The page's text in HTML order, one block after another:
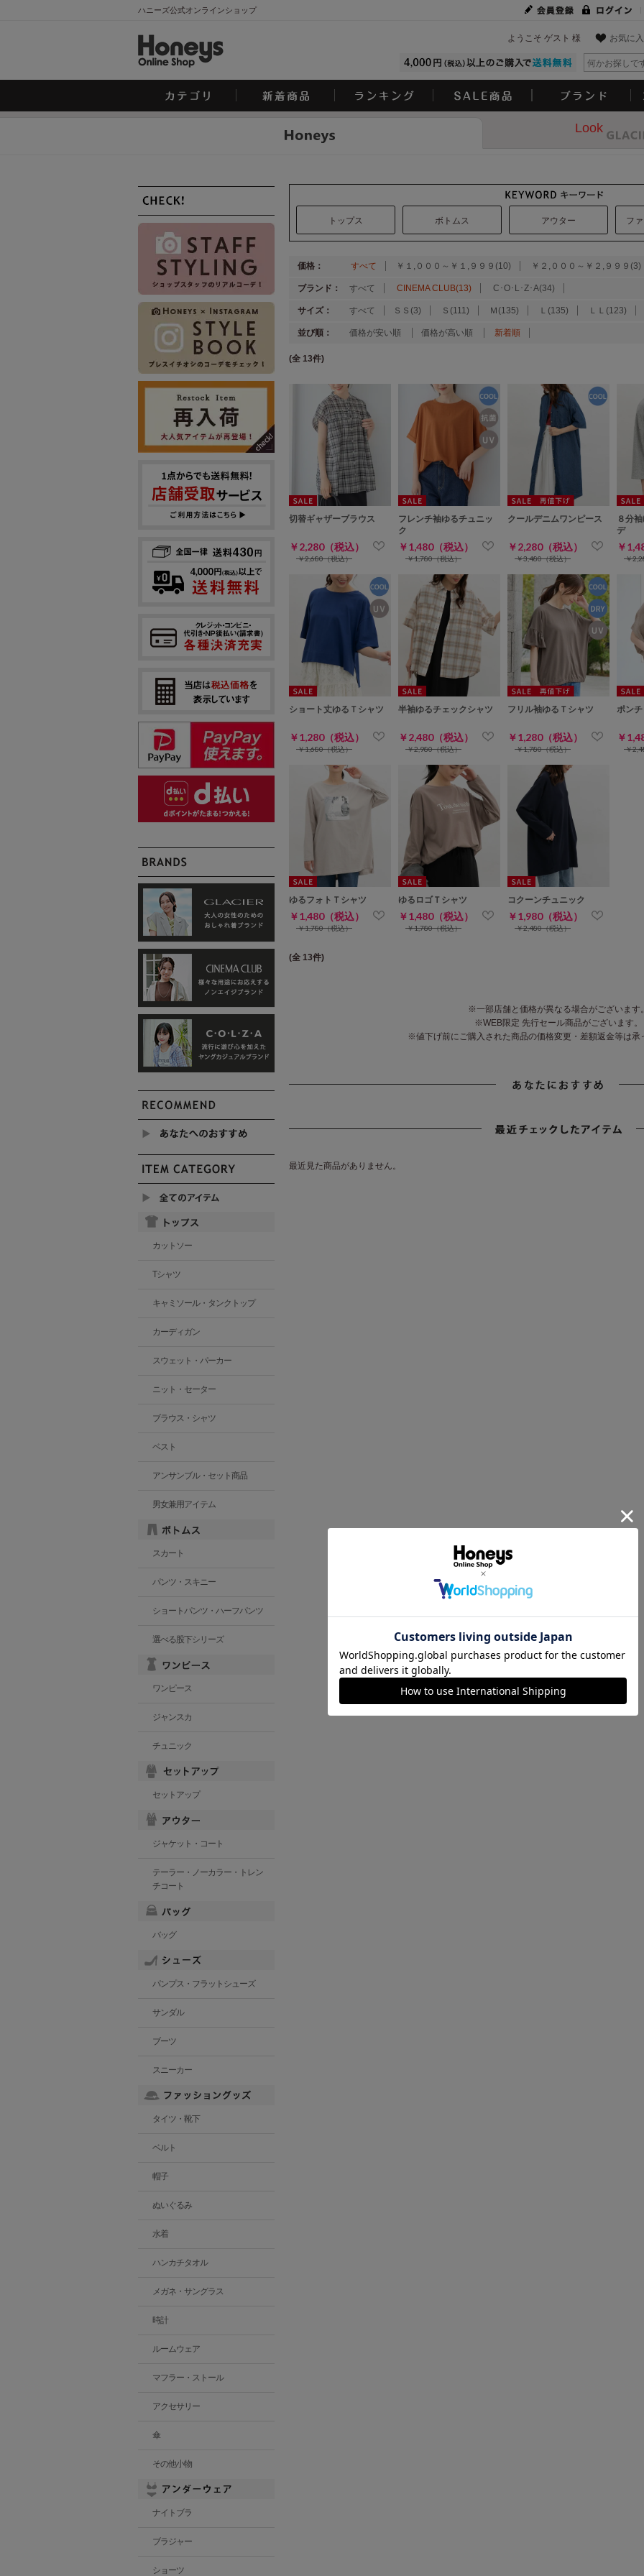
ハニーズ公式オンラインショップ
お気に入
ようこそ ゲスト 様
Look
トップス ボトムス アウター フ
価格： すべて ￥１,０００～￥１,９９９(10) ￥２,０００～￥２,９９９(3)
ブランド： すべて CINEMA CLUB(13) C･O･L･Z･A(34)
サイズ： すべて ＳＳ(3) Ｓ(111) Ｍ(135) Ｌ(135) ＬＬ(123)
並び順： 価格が安い順 価格が高い順 新着順
(全 13件)
切替ギャザーブラウス
￥2,280（税込）
￥2,680（税込）
フレンチ袖ゆるチュニッ
ク
￥1,480（税込）
￥1,780（税込）
クールデニムワンピース
￥2,280（税込）
￥3,480（税込）
８分
デ
￥
￥
ショート丈ゆるＴシャツ
￥1,280（税込）
￥1,680（税込）
半袖ゆるチェックシャツ
￥2,480（税込）
￥2,980（税込）
フリル袖ゆるＴシャツ
￥1,280（税込）
￥1,780（税込）
ポンチ
￥
￥
ゆるフォトＴシャツ
￥1,480（税込）
￥1,780（税込）
ゆるロゴＴシャツ
￥1,480（税込）
￥1,780（税込）
コクーンチュニック
￥1,980（税込）
￥2,480（税込）
(全 13件)
※一部店舗と価格が異なる場合がございます。
※WEB限定 先行セール商品がございます。
※値下げ前にご購入された商品の価格変更・差額返金等は承
最近見た商品がありません。
カットソー
Tシャツ
キャミソール・タンクトップ
カーディガン
スウェット・パーカー
ニット・セーター
ブラウス・シャツ
ベスト
アンサンブル・セット商品
男女兼用アイテム
スカート
パンツ・スキニー
ショートパンツ・ハーフパンツ
選べる股下シリーズ
ワンピース
ジャンスカ
チュニック
セットアップ
ジャケット・コート
テーラー・ノーカラー・トレン
チコート
バッグ
パンプス・フラットシューズ
サンダル
ブーツ
スニーカー
タイツ・靴下
ベルト
帽子
ぬいぐるみ
水着
ハンカチタオル
メガネ・サングラス
時計
ルームウェア
マフラー・ストール
アクセサリー
傘
その他小物
ナイトブラ
ブラジャー
ショーツ